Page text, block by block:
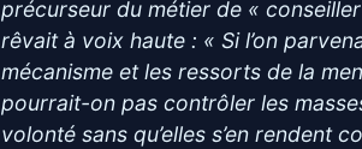
précurseur du métier de «
rêvait à voix haute : « Si l’on
mécanisme et les ressorts de la
pourrait-on pas contrôler les
volonté sans qu’elles s’en rendent